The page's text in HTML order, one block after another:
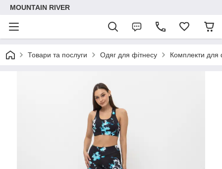
MOUNTAIN RIVER
Товари та послуги Одяг для фітнесу Комплекти для